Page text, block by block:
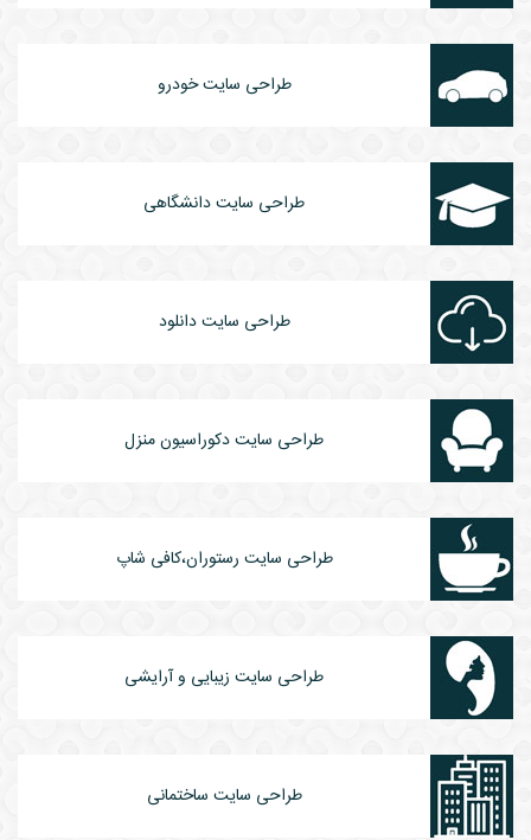
طراحی سایت خودرو
طراحی سایت دانشگاهی
طراحی سایت دانلود
طراحی سایت دکوراسیون منزل
طراحی سایت رستوران،کافی شاپ
طراحی سایت زیبایی و آرایشی
طراحی سایت ساختمانی